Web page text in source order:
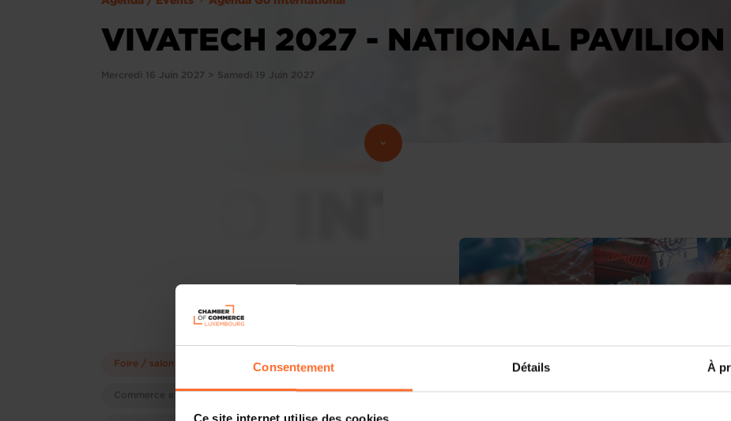
Consentement Détails À
VIVATECH 2027 - NATIONAL
Mercredi 16 Juin 2027 > Samedi 19 Juin 2027
Foire / salon
Commerce extérieur